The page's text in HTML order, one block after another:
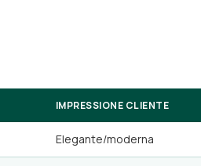
IMPRESSIONE CLIENTE
Elegante/moderna